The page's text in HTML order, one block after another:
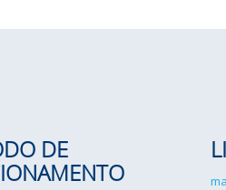
DE